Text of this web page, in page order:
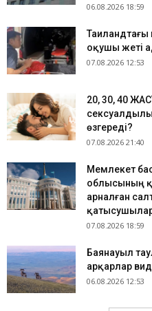
06.08.2026 18:59
оқушы жеті
07.08.2026 12:53
​20, 30, 40
өзгереді?
07.08.2026 21:40
Мемлекет
облысының
арналған
07.08.2026 18:59
Баянауыл
арқарлар
06.08.2026 12:53